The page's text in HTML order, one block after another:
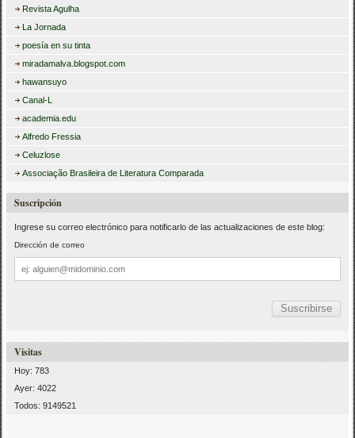
Revista Agulha
La Jornada
poesía en su tinta
miradamalva.blogspot.com
hawansuyo
Canal-L
academia.edu
Alfredo Fressia
Celuzlose
Associação Brasileira de Literatura Comparada
Suscripción
Ingrese su correo electrónico para notificarlo de las actualizaciones de este blog:
Dirección de correo
Dirección
de
correo
Visitas
Hoy: 783
Ayer: 4022
Todos: 9149521